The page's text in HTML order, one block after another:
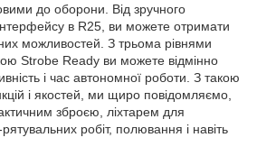
до оборони. Від зручного
в R25, ви можете отримати
можливостей. З трьома рівнями
Strobe Ready ви можете відмінно
і час автономної роботи. З такою
і якостей, ми щиро повідомляємо,
зброєю, ліхтарем для
робіт, полювання і навіть